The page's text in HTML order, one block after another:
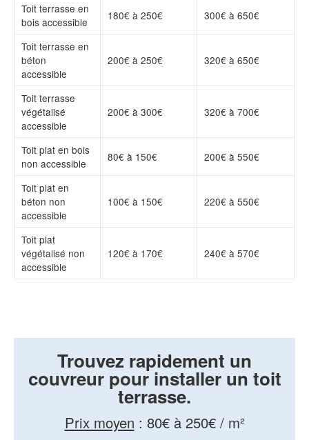
Toit terrasse en
bois accessible
180€ à 250€ 300€ à 650€
Toit terrasse en
béton
accessible
200€ à 250€ 320€ à 650€
Toit terrasse
végétalisé
accessible
200€ à 300€ 320€ à 700€
Toit plat en bois
non accessible
80€ à 150€ 200€ à 550€
Toit plat en
béton non
accessible
100€ à 150€ 220€ à 550€
Toit plat
végétalisé non
accessible
120€ à 170€ 240€ à 570€
Trouvez rapidement un
couvreur pour installer un toit
terrasse.
Prix moyen : 80€ à 250€ / m²